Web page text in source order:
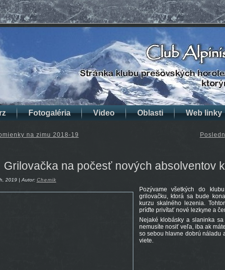
Fotogaléria Video Oblasti Web linky
na zimu 2018-19
Grilovačka na počesť nových absolventov
2019 | Autor: Chemik
Pozývame všetkých do
grilovačku, ktorá sa bude
kurzu skalného lezenia.
príďte privítať nové lezkyne a
Nejaké klobásky a slaninka
nemusíte nosiť veľa, iba ak
so sebou hlavne dobrú náladu
viete.